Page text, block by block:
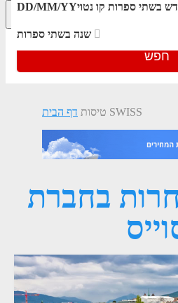
DD/MM/YYבשתי ספרות קו נטוי
חפש
החיפוש הנוספות מוצגות לפני
דף הבית טיסות SWISS
בחברת